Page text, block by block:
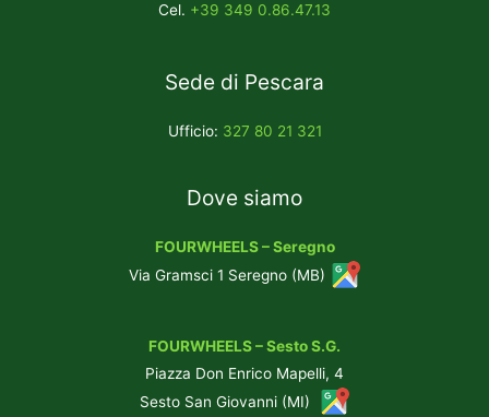
Cel. +39 349 0.86.47.13
Sede di Pescara
Ufficio: 327 80 21 321
Dove siamo
FOURWHEELS – Seregno
Via Gramsci 1 Seregno (MB)
FOURWHEELS – Sesto S.G.
Piazza Don Enrico Mapelli, 4
Sesto San Giovanni (MI)